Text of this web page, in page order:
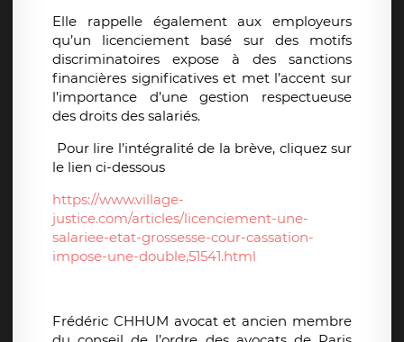
Elle rappelle également aux employeurs
qu’un licenciement basé sur des motifs
discriminatoires expose à des sanctions
financières significatives et met l’accent sur
l’importance d’une gestion respectueuse
des droits des salariés.
Pour lire l’intégralité de la brève, cliquez sur
le lien ci-dessous
https://www.village-
justice.com/articles/licenciement-une-
salariee-etat-grossesse-cour-cassation-
impose-une-double,51541.html
Frédéric CHHUM avocat et ancien membre